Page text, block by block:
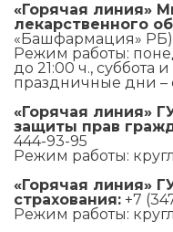
«Горячая линия»
лекарственного
«Башфармация»
Режим работы:
до 21:00 ч., суббота
праздничные дни –
«Горячая линия»
защиты прав
444-93-95
Режим работы:
«Горячая линия»
страхования: +7
Режим работы: